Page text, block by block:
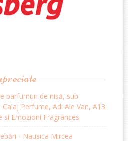
parfumuri de nișă, sub
Perfume, Adi Ale Van, A13
si Emozioni Fragrances
- Nausica Mircea